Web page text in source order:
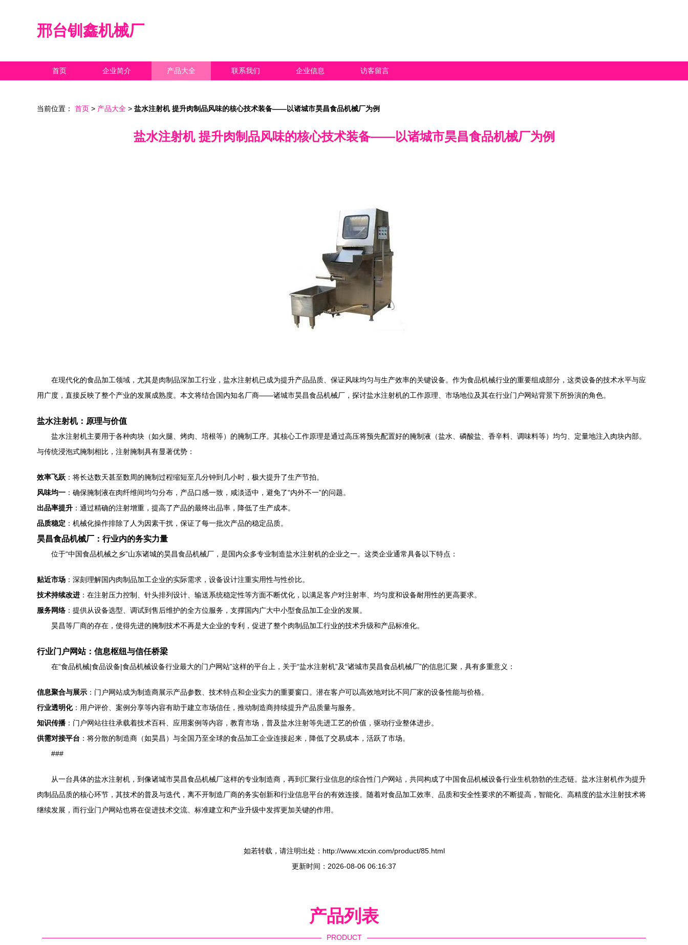
邢台钏鑫机械厂
首页 企业简介 产品大全 联系我们 企业信息 访客留言
当前位置： 首页 > 产品大全 > 盐水注射机 提升肉制品风味的核心技术装备——以诸城市昊昌食品机械厂为例
盐水注射机 提升肉制品风味的核心技术装备——以诸城市昊昌食品机械厂为例
在现代化的食品加工领域，尤其是肉制品深加工行业，盐水注射机已成为提升产品品质、保证风味均匀与生产效率的关键设备。作为食品机械行业的重要组成部分，这类设备的技术水平与应
用广度，直接反映了整个产业的发展成熟度。本文将结合国内知名厂商——诸城市昊昌食品机械厂，探讨盐水注射机的工作原理、市场地位及其在行业门户网站背景下所扮演的角色。
盐水注射机：原理与价值
盐水注射机主要用于各种肉块（如火腿、烤肉、培根等）的腌制工序。其核心工作原理是通过高压将预先配置好的腌制液（盐水、磷酸盐、香辛料、调味料等）均匀、定量地注入肉块内部。
与传统浸泡式腌制相比，注射腌制具有显著优势：
效率飞跃 ：将长达数天甚至数周的腌制过程缩短至几分钟到几小时，极大提升了生产节拍。
风味均一 ：确保腌制液在肉纤维间均匀分布，产品口感一致，咸淡适中，避免了“内外不一”的问题。
出品率提升 ：通过精确的注射增重，提高了产品的最终出品率，降低了生产成本。
品质稳定 ：机械化操作排除了人为因素干扰，保证了每一批次产品的稳定品质。
昊昌食品机械厂：行业内的务实力量
位于“中国食品机械之乡”山东诸城的昊昌食品机械厂，是国内众多专业制造盐水注射机的企业之一。这类企业通常具备以下特点：
贴近市场 ：深刻理解国内肉制品加工企业的实际需求，设备设计注重实用性与性价比。
技术持续改进 ：在注射压力控制、针头排列设计、输送系统稳定性等方面不断优化，以满足客户对注射率、均匀度和设备耐用性的更高要求。
服务网络 ：提供从设备选型、调试到售后维护的全方位服务，支撑国内广大中小型食品加工企业的发展。
昊昌等厂商的存在，使得先进的腌制技术不再是大企业的专利，促进了整个肉制品加工行业的技术升级和产品标准化。
行业门户网站：信息枢纽与信任桥梁
在“食品机械|食品设备|食品机械设备行业最大的门户网站”这样的平台上，关于“盐水注射机”及“诸城市昊昌食品机械厂”的信息汇聚，具有多重意义：
信息聚合与展示 ：门户网站成为制造商展示产品参数、技术特点和企业实力的重要窗口。潜在客户可以高效地对比不同厂家的设备性能与价格。
行业透明化：用户评价、案例分享等内容有助于建立市场信任，推动制造商持续提升产品质量与服务。
知识传播 ：门户网站往往承载着技术百科、应用案例等内容，教育市场，普及盐水注射等先进工艺的价值，驱动行业整体进步。
供需对接平台 ：将分散的制造商（如昊昌）与全国乃至全球的食品加工企业连接起来，降低了交易成本，活跃了市场。
###
从一台具体的盐水注射机，到像诸城市昊昌食品机械厂这样的专业制造商，再到汇聚行业信息的综合性门户网站，共同构成了中国食品机械设备行业生机勃勃的生态链。盐水注射机作为提升
肉制品品质的核心环节，其技术的普及与迭代，离不开制造厂商的务实创新和行业信息平台的有效连接。随着对食品加工效率、品质和安全性要求的不断提高，智能化、高精度的盐水注射技术将
继续发展，而行业门户网站也将在促进技术交流、标准建立和产业升级中发挥更加关键的作用。
如若转载，请注明出处：http://www.xtcxin.com/product/85.html
更新时间：2026-08-06 06:16:37
产品列表
PRODUCT